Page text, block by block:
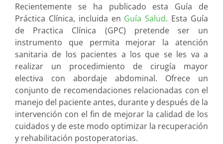
Recientemente se ha publicado esta Guía de
Práctica Clínica, incluida en Guía Salud. Esta Guía
de Practica Clínica (GPC) pretende ser un
instrumento que permita mejorar la atención
sanitaria de los pacientes a los que se les va a
realizar un procedimiento de cirugía mayor
electiva con abordaje abdominal. Ofrece un
conjunto de recomendaciones relacionadas con el
manejo del paciente antes, durante y después de la
intervención con el fin de mejorar la calidad de los
cuidados y de este modo optimizar la recuperación
y rehabilitación postoperatorias.